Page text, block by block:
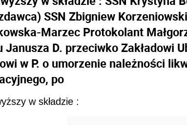
SSN Zbigniew
Marzec Protokolant
Janusza D. przeciwko Zakładowi
w P. o umorzenie należności
po
w składzie :